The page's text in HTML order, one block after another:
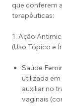
que conferem
terapêuticas:
1. Ação
(Uso Tópico e
Saúde
utilizada
auxiliar no
vaginais